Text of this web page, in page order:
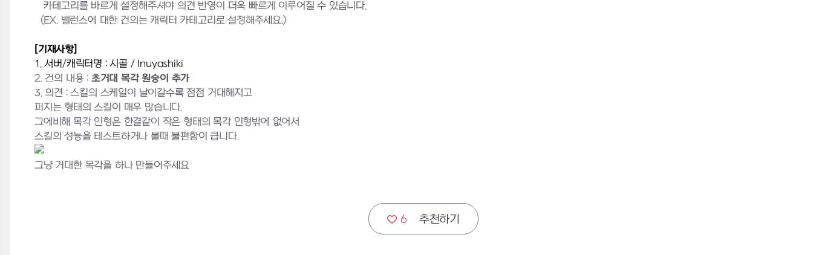
카테고리를 바르게 설정해주셔야 의견 반영이 더욱 빠르게 이루어질 수 있습니다.
(EX. 밸런스에 대한 건의는 캐릭터 카테고리로 설정해주세요.)
[기재사항]
1. 서버/캐릭터명 : 시골 / Inuyashiki
2. 건의 내용 : 초거대 목각 원숭이 추가
3. 의견 : 스킬의 스케일이 날이갈수록 점점 거대해지고
퍼지는 형태의 스킬이 매우 많습니다.
그에비해 목각 인형은 한결같이 작은 형태의 목각 인형밖에 없어서
스킬의 성능을 테스트하거나 볼때 불편함이 큽니다.
그냥 거대한 목각을 하나 만들어주세요
6 추천하기